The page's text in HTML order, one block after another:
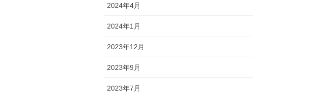
2024年4月
2024年1月
2023年12月
2023年9月
2023年7月